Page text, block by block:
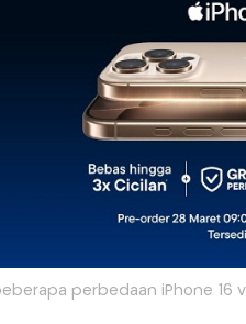
perbedaan iPhone 16